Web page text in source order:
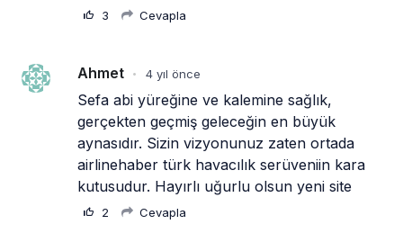
3 Cevapla
Ahmet • 4 yıl önce
Sefa abi yüreğine ve kalemine sağlık,
gerçekten geçmiş geleceğin en büyük
aynasıdır. Sizin vizyonunuz zaten ortada
airlinehaber türk havacılık serüveniin kara
kutusudur. Hayırlı uğurlu olsun yeni site
2 Cevapla